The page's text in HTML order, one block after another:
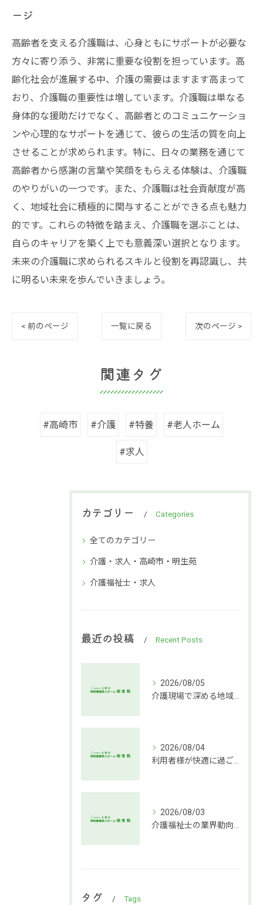
ージ
高齢者を支える介護職は、心身ともにサポートが必要な
方々に寄り添う、非常に重要な役割を担っています。高
齢化社会が進展する中、介護の需要はますます高まって
おり、介護職の重要性は増しています。介護職は単なる
身体的な援助だけでなく、高齢者とのコミュニケーショ
ンや心理的なサポートを通じて、彼らの生活の質を向上
させることが求められます。特に、日々の業務を通じて
高齢者から感謝の言葉や笑顔をもらえる体験は、介護職
のやりがいの一つです。また、介護職は社会貢献度が高
く、地域社会に積極的に関与することができる点も魅力
的です。これらの特徴を踏まえ、介護職を選ぶことは、
自らのキャリアを築く上でも意義深い選択となります。
未来の介護職に求められるスキルと役割を再認識し、共
に明るい未来を歩んでいきましょう。
< 前のページ 一覧に戻る 次のページ >
関連タグ
#高崎市 #介護 #特養 #老人ホーム
#求人
カテゴリー Categories
全てのカテゴリー
介護・求人・高崎市・明生苑
介護福祉士・求人
最近の投稿 Recent Posts
2026/08/05
2026/08/04
2026/08/03
タグ Tags